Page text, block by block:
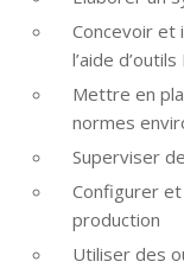
Concevoir et
l’aide d’outils
Mettre en
normes
Superviser
Configurer
production
Utiliser des